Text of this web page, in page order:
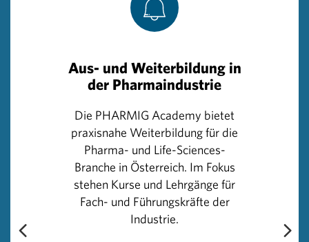
und EWR-Staaten beteiligt sind. Ziel ist es,
multinationale, klinische Studien künftig innerhalb von
der Bewertungen. Österreich war an der Entwicklung
dieser Initiative maßgeblich beteiligt.
Auch national wurden zuletzt Verbesserungen
umgesetzt: Seit April 2025 profitieren sogenannte
mononationale Studien – also klinische Prüfungen, die
zunächst ausschließlich in Österreich beantragt werden
– von deutlich verkürzten Genehmigungsfristen. Die
Verfahrensdauer wurde von bisher 65 auf 30 Tage
reduziert. Darüber hinaus sorgen gut abgestimmte
Aus- und Weiterbildung in
der Pharmaindustrie
Die PHARMIG Academy bietet
praxisnahe Weiterbildung für die
Pharma- und Life-Sciences-
Branche in Österreich. Im Fokus
stehen Kurse und Lehrgänge für
Fach- und Führungskräfte der
Industrie.